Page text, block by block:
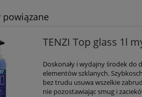
powiązane
TENZI Top glass 1l
Doskonały i wydajny środek do
elementów szklanych.
bez trudu usuwa wszelkie
nie pozostawiając smug i